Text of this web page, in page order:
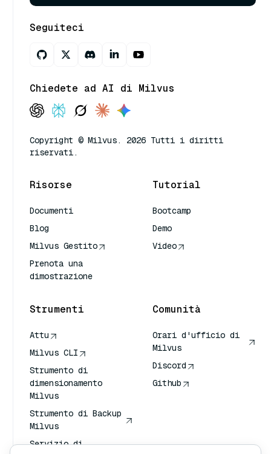
Seguiteci
Chiedete ad AI di Milvus
Copyright © Milvus. 2026 Tutti i diritti
riservati.
Risorse
Documenti
Blog
Milvus Gestito
Prenota una
dimostrazione
Tutorial
Bootcamp
Demo
Video
Strumenti
Attu
Milvus CLI
Strumento di
dimensionamento
Milvus
Strumento di Backup
Milvus
Servizio di
Comunità
Orari d'ufficio di
Milvus
Discord
Github